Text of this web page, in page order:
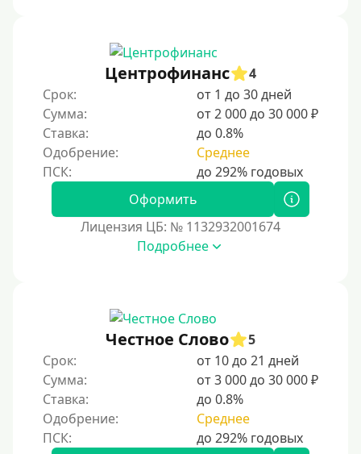
Центрофинанс
4
Срок:
от 1 до 30 дней
Сумма:
от 2 000 до 30 000 ₽
Ставка:
до 0.8%
Одобрение:
Среднее
Оформить
Лицензия ЦБ: № 1132932001674
Подробнее
Честное Слово
5
Срок:
от 10 до 21 дней
Сумма:
от 3 000 до 30 000 ₽
Ставка:
до 0.8%
Одобрение:
Среднее